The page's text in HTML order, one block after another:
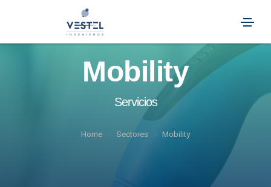
Mobility
Servicios
Home Sectores Mobility